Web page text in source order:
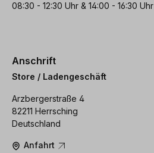
08:30 - 12:30 Uhr & 14:00 - 16:30 Uhr
Anschrift
Store / Ladengeschäft
Arzbergerstraße 4
82211 Herrsching
Deutschland
Anfahrt